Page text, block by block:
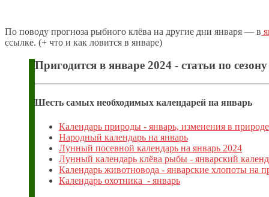
По поводу прогноза рыбного клёва на другие дни января — в
ссылке. (+ что и как ловится в январе)
Пригодится в январе 2024 - статьи по сезону
Шесть самых необходимых календарей на январь
Календарь природы - январь, изменения в
Народный календарь на январь
Лунный посевной календарь на январь 2024
Лунный календарь клёва рыбы - январский
Календарь животновода - январские хлопоты на
Календарь охотника - январь